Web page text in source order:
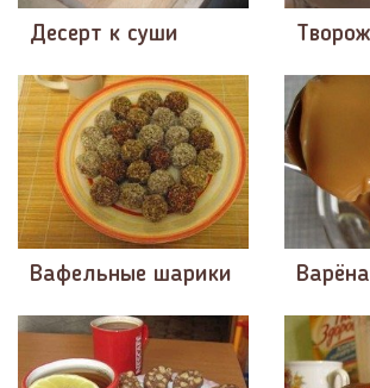
Десерт к суши
Вафельные шарики